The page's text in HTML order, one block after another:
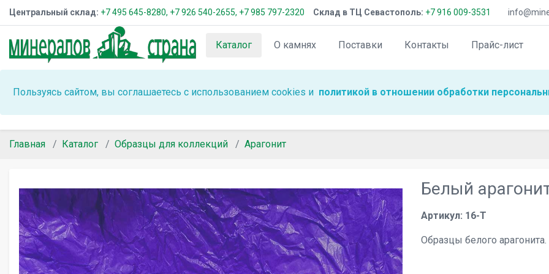
Центральный склад: +7 495 645-8280, +7 926 540-2655, +7 985 797-2320 Склад в ТЦ Севастополь: +7 916 009-3531
Каталог О камнях Поставки Контакты Прайс-лист
Пользуясь сайтом, вы соглашаетесь с использованием cookies и политикой в отношении обработки
Главная Каталог Образцы для коллекций Арагонит
Белый
Артикул: 16-T
Образцы белого арагонита.